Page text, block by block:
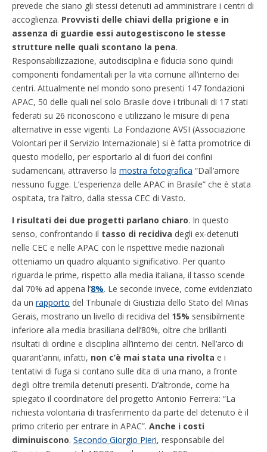
prevede che siano gli stessi detenuti ad amministrare i centri di
accoglienza. Provvisti delle chiavi della prigione e in
assenza di guardie essi autogestiscono le stesse
strutture nelle quali scontano la pena.
Responsabilizzazione, autodisciplina e fiducia sono quindi
componenti fondamentali per la vita comune all’interno dei
centri. Attualmente nel mondo sono presenti 147 fondazioni
APAC, 50 delle quali nel solo Brasile dove i tribunali di 17 stati
federati su 26 riconoscono e utilizzano le misure di pena
alternative in esse vigenti. La Fondazione AVSI (Associazione
Volontari per il Servizio Internazionale) si è fatta promotrice di
questo modello, per esportarlo al di fuori dei confini
sudamericani, attraverso la mostra fotografica “Dall’amore
nessuno fugge. L’esperienza delle APAC in Brasile” che è stata
ospitata, tra l’altro, dalla stessa CEC di Vasto.
I risultati dei due progetti parlano chiaro. In questo
senso, confrontando il tasso di recidiva degli ex-detenuti
nelle CEC e nelle APAC con le rispettive medie nazionali
otteniamo un quadro alquanto significativo. Per quanto
riguarda le prime, rispetto alla media italiana, il tasso scende
dal 70% ad appena l’8%. Le seconde invece, come evidenziato
da un rapporto del Tribunale di Giustizia dello Stato del Minas
Gerais, mostrano un livello di recidiva del 15% sensibilmente
inferiore alla media brasiliana dell’80%, oltre che brillanti
risultati di ordine e disciplina all’interno dei centri. Nell’arco di
quarant’anni, infatti, non c’è mai stata una rivolta e i
tentativi di fuga si contano sulle dita di una mano, a fronte
degli oltre tremila detenuti presenti. D’altronde, come ha
spiegato il coordinatore del progetto Antonio Ferreira: “La
richiesta volontaria di trasferimento da parte del detenuto è il
primo criterio per entrare in APAC”. Anche i costi
diminuiscono. Secondo Giorgio Pieri, responsabile del